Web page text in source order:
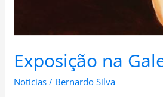
Exposição na
Notícias / Bernardo Silva